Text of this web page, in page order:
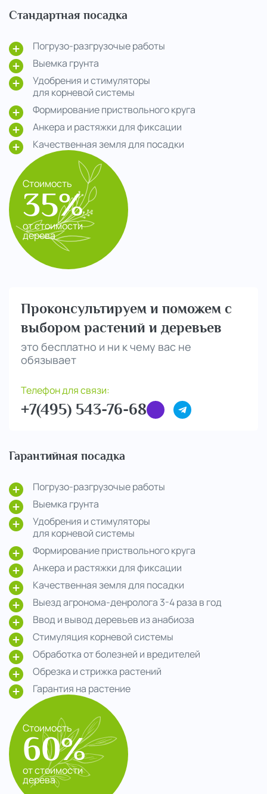
Стандартная посадка
Погрузо-разгрузочые работы
Выемка грунта
Удобрения и стимуляторы
для корневой системы
Формирование приствольного круга
Анкера и растяжки для фиксации
Качественная земля для посадки
Стоимость
35%
от стоимости
дерева
Проконсультируем и поможем с
выбором растений и деревьев
это бесплатно и ни к чему вас не
обязывает
Телефон для связи:
+7(495) 543-76-68
Гарантийная посадка
Погрузо-разгрузочые работы
Выемка грунта
Удобрения и стимуляторы
для корневой системы
Формирование приствольного круга
Анкера и растяжки для фиксации
Качественная земля для посадки
Выезд агронома-денролога 3-4 раза в год
Ввод и вывод деревьев из анабиоза
Стимуляция корневой системы
Обработка от болезней и вредителей
Обрезка и стрижка растений
Гарантия на растение
Стоимость
60%
от стоимости
дерева